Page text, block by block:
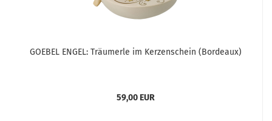
GOEBEL ENGEL: Träumerle im Kerzenschein (Bordeaux)
59,00 EUR